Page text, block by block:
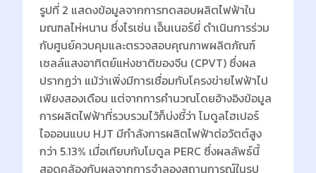
รูปที่ 2 แสดงข้อมูลจากการทดสอบผลิตไฟฟ้าใน
มณฑลไห่หนาน ซึ่งไรเซ่น เอ็นเนอร์ยี่ ดำเนินการร่วม
กับศูนย์ควบคุมและตรวจสอบคุณภาพผลิตภัณฑ์
เซลล์แสงอาทิตย์แห่งชาติของจีน (CPVT) ซึ่งผล
ปรากฏว่า แม้ว่าเพิ่งมีการเชื่อมกับโครงข่ายไฟฟ้าไป
เพียงสองเดือน แต่จากการคำนวณโดยอ้างอิงข้อมูล
การผลิตไฟฟ้าที่รวบรวมไว้ก็บ่งชี้ว่า โมดูลไฮเปอร์
ไอออนแบบ HJT มีกำลังการผลิตไฟฟ้าต่อวัตต์สูง
กว่า 5.13% เมื่อเทียบกับโมดูล PERC ซึ่งผลลัพธ์นี้
สอดคล้องกับผลจากการจำลองสถานการณ์ในรูป